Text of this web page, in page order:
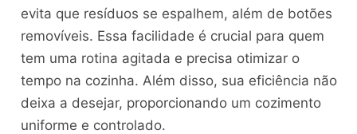
evita que resíduos se espalhem, além de botões
removíveis. Essa facilidade é crucial para quem
tem uma rotina agitada e precisa otimizar o
tempo na cozinha. Além disso, sua eficiência não
deixa a desejar, proporcionando um cozimento
uniforme e controlado.